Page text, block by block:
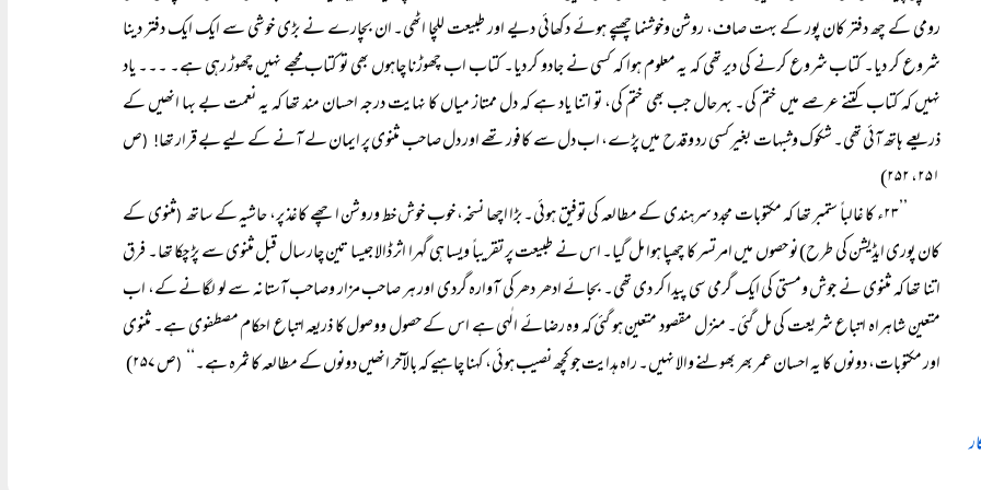
رومی کے چھ دفتر کان پور کے بہت صاف، روشن وخوشنما چھپے ہوئے دکھائی دیے اور طبیعت للچا اٹھی۔ ان بچارے نے بڑی خوشی سے ایک ایک دفتر دینا
شروع کر دیا۔ کتاب شروع کرنے کی دیر تھی کہ یہ معلوم ہوا کہ کسی نے جادو کر دیا۔ کتاب اب چھوڑنا چاہوں بھی تو کتاب مجھے نہیں چھوڑ رہی ہے۔ ۔۔۔ یاد
نہیں کہ کتاب کتنے عرصے میں ختم کی۔ بہرحال جب بھی ختم کی، تو اتنا یاد ہے کہ دل ممتاز میاں کا نہایت درجہ احسان مند تھا کہ یہ نعمت بے بہا انھیں کے
ذریعے ہاتھ آئی تھی۔ شکوک وشبہات بغیر کسی رد وقدح میں پڑے، اب دل سے کافور تھے اور دل صاحب مثنوی پر ایمان لے آنے کے لیے بے قرار تھا! (ص
۲۵۱، ۲۵۲)
’’۲۳ء کا غالباً ستمبر تھا کہ مکتوبات مجدد سرہندی کے مطالعہ کی توفیق ہوئی۔ بڑا اچھا نسخہ، خوب خوش خط وروشن اچھے کاغذ پر، حاشیہ کے ساتھ
(مثنوی کے
کان پوری ایڈیشن کی طرح) نو حصوں میں امرتسر کا چھپا ہوا مل گیا۔ اس نے طبیعت پر تقریباً ویسا ہی گہرا اثر ڈالا جیسا تین چار سال قبل مثنوی سے پڑ چکا تھا۔ فرق
اتنا تھا کہ مثنوی نے جوش ومستی کی ایک گرمی سی پیدا کر دی تھی۔ بجائے ادھر دھر کی آوارہ گردی اور ہر صاحب مزار وصاحب آستانہ سے لو لگانے کے، اب
متعین شاہراہ اتباع شریعت کی مل گئی۔ منزل مقصود متعین ہو گئی کہ وہ رضائے الٰہی ہے اس کے حصول ووصول کا ذریعہ اتباع احکام مصطفوی ہے۔ مثنوی
اور مکتوبات، دونوں کا یہ احسان عمر بھر بھولنے والا نہیں۔ راہ ہدایت جو کچھ نصیب ہوئی، کہنا چاہیے کہ بالآخر انھیں دونوں کے مطالعہ کا ثمرہ ہے۔‘‘ (ص ۲۵۷)